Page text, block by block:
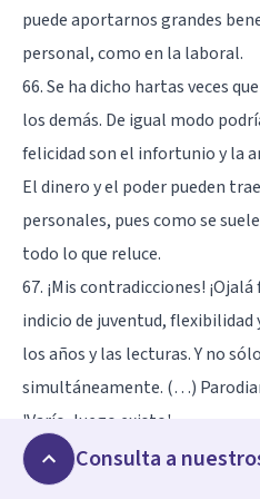
puede aportarnos grandes
personal, como en la laboral.
66. Se ha dicho hartas veces
los demás. De igual modo
felicidad son el infortunio y la
El dinero y el poder pueden
personales, pues como se
todo lo que reluce.
67. ¡Mis contradicciones!
indicio de juventud, flexibilidad
los años y las lecturas. Y no
simultáneamente. (…)
'Varío, luego existo'.
Con el tiempo todos seremos
nuestras ideas, un síntoma
Consulta a